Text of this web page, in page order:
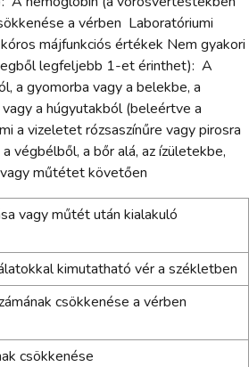
a vérben ­ Laboratóriumi
májfunkciós értékek Nem gyakori
legfeljebb 1-et érinthet): ­ A
a gyomorba vagy a belekbe, a
a húgyutakból (beleértve a
a vizeletet rózsaszínűre vagy pirosra
végbélből, a bőr alá, az ízületekbe,
műtétet követően
vagy műtét után kialakuló
kimutatható vér a székletben
csökkenése a vérben
csökkenése